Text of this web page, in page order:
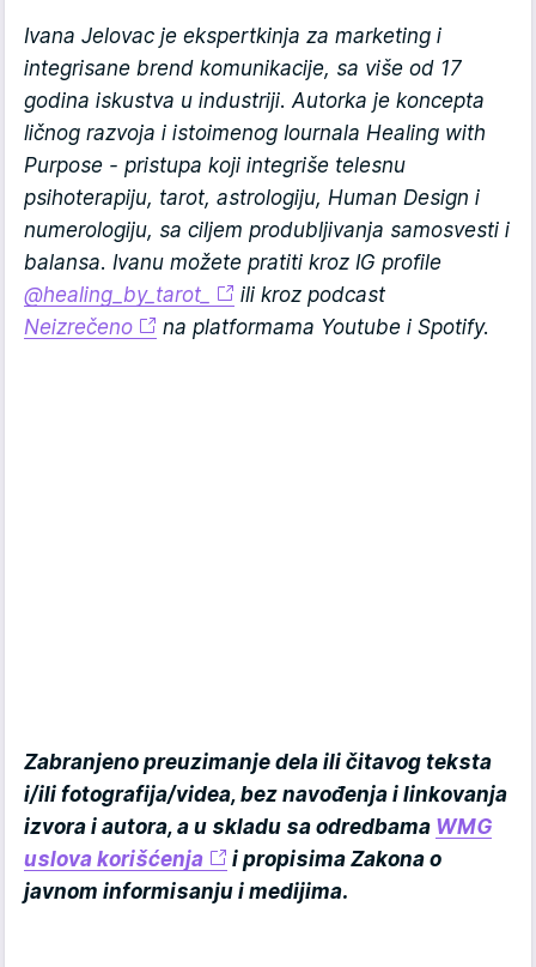
Ivana Jelovac je ekspertkinja za marketing i
integrisane brend komunikacije, sa više od 17
godina iskustva u industriji. Autorka je koncepta
ličnog razvoja i istoimenog Iournala Healing with
Purpose - pristupa koji integriše telesnu
psihoterapiju, tarot, astrologiju, Human Design i
numerologiju, sa ciljem produbljivanja samosvesti i
balansa. Ivanu možete pratiti kroz IG profile
@healing_by_tarot_
ili kroz podcast
Neizrečeno
na platformama Youtube i Spotify.
Zabranjeno preuzimanje dela ili čitavog teksta
i/ili fotografija/videa, bez navođenja i linkovanja
izvora i autora, a u skladu sa odredbama WMG
uslova korišćenja
i propisima Zakona o
javnom informisanju i medijima.